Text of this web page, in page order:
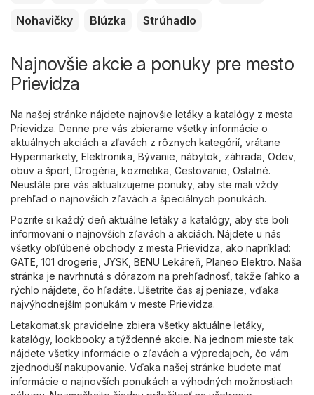
Nohavičky
Blúzka Strúhadlo
Najnovšie akcie a ponuky pre mesto
Prievidza
Na našej stránke nájdete najnovšie letáky a katalógy z mesta
Prievidza. Denne pre vás zbierame všetky informácie o
aktuálnych akciách a zľavách z rôznych kategórií, vrátane
Hypermarkety, Elektronika Bývanie, nábytok, záhrada Odev,
obuv a šport Drogéria, kozmetika Cestovanie Ostatné.
Neustále pre vás aktualizujeme ponuky, aby ste mali vždy
prehľad o najnovších zľavách a špeciálnych ponukách.
Pozrite si každý deň aktuálne letáky a katalógy, aby ste boli
informovaní o najnovších zľavách a akciách. Nájdete u nás
všetky obľúbené obchody z mesta Prievidza, ako napríklad:
GATE 101 drogerie JYSK BENU Lekáreň Planeo Elektro. Naša
stránka je navrhnutá s dôrazom na prehľadnosť, takže ľahko a
rýchlo nájdete, čo hľadáte. Ušetrite čas aj peniaze, vďaka
najvýhodnejším ponukám v meste Prievidza.
Letakomat.sk pravidelne zbiera všetky aktuálne letáky,
katalógy, lookbooky a týždenné akcie. Na jednom mieste tak
nájdete všetky informácie o zľavách a výpredajoch, čo vám
zjednoduší nakupovanie. Vďaka našej stránke budete mať
informácie o najnovších ponukách a výhodných možnostiach